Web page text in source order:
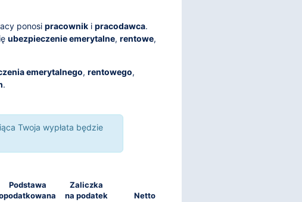
ponosi pracownik i pracodawca.
ubezpieczenie emerytalne, rentowe,
emerytalnego, rentowego,
.
Twoja wypłata będzie
Podstawa
Zaliczka
na podatek
Netto